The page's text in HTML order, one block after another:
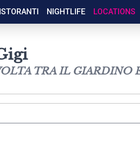
NIGHTLIFE LOCATIONS
TRA IL GIARDINO